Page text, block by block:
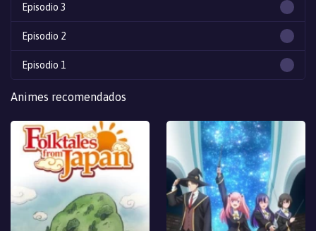
Episodio 3
Episodio 2
Episodio 1
Animes recomendados